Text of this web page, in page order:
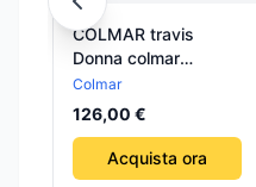
COLMAR travis
Donna colmar
Bianco Sporco
Colmar
126,00 €
Acquista ora